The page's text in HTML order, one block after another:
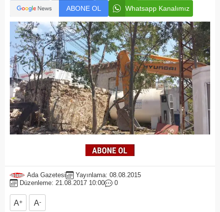
ABONE OL Whatsapp Kanalımız
Ada Gazetesi
Yayınlama: 08.08.2015
Düzenleme: 21.08.2017 10:00
0
A+ A-